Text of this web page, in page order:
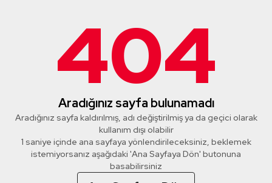
404
Aradığınız sayfa bulunamadı
Aradığınız sayfa kaldırılmış, adı değiştirilmiş ya da geçici olarak
kullanım dışı olabilir
1 saniye içinde ana sayfaya yönlendirileceksiniz, beklemek
istemiyorsanız aşağıdaki 'Ana Sayfaya Dön' butonuna
basabilirsiniz